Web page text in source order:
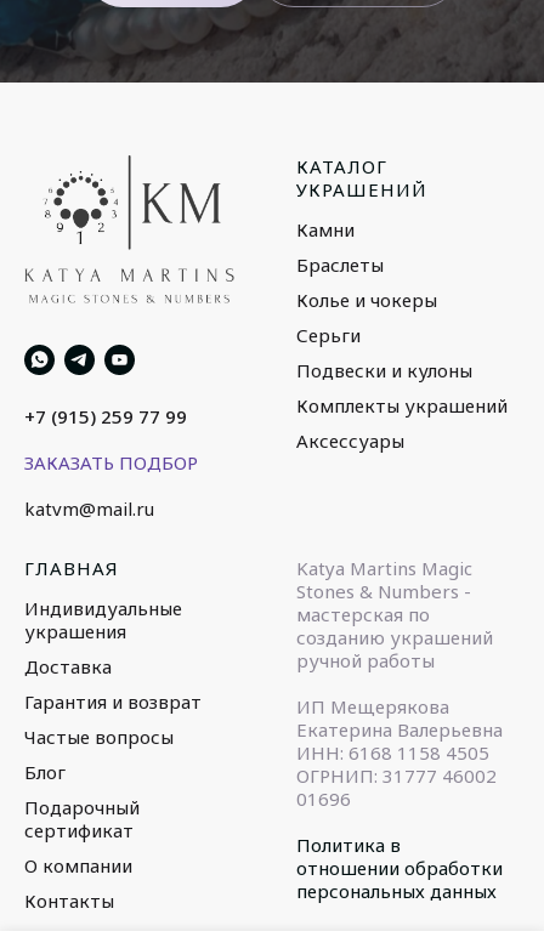
+7 (915) 259 77 99
ЗАКАЗАТЬ ПОДБОР
katvm@mail.ru
КАТАЛОГ
УКРАШЕНИЙ
Камни
Браслеты
Колье и чокеры
Серьги
Подвески и кулоны
Комплекты украшений
Аксессуары
ГЛАВНАЯ
Индивидуальные
украшения
Доставка
Гарантия и возврат
Частые вопросы
Блог
Подарочный
сертификат
О компании
Контакты
Katya Martins Magic
Stones & Numbers -
мастерская по
созданию украшений
ручной работы
ИП Мещерякова
Екатерина Валерьевна
ИНН: 6168 1158 4505
ОГРНИП: 31777 46002
01696
Политика в
отношении обработки
персональных данных